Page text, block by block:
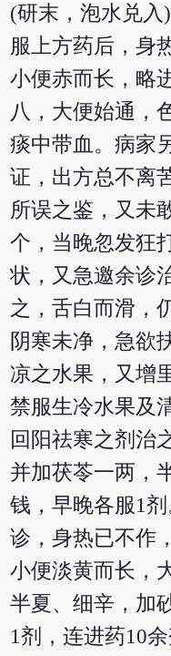
(研末，泡水兑入)
服上方药后，身
小便赤而长，略
八，大便始通，
痰中带血。病家
证，出方总不离
所误之鉴，又未
个，当晚忽发狂
状，又急邀余诊
之，舌白而滑，
阴寒未净，急欲
凉之水果，又增
禁服生冷水果及
回阳祛寒之剂治
并加茯苓一两，
钱，早晚各服1
诊，身热已不作
小便淡黄而长，
半夏、细辛，加
1剂，连进药10